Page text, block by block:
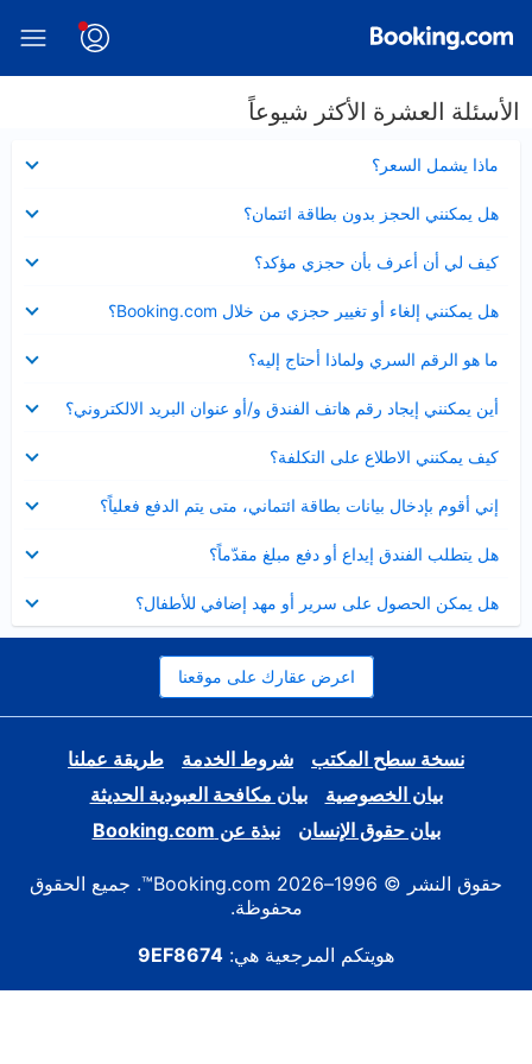
الأسئلة العشرة الأكثر شيوعاً
ماذا يشمل السعر؟
مصغر
هل يمكنني الحجز بدون بطاقة ائتمان؟
مصغر
كيف لي أن أعرف بأن حجزي مؤكد؟
مصغر
هل يمكنني إلغاء أو تغيير حجزي من خلال Booking.com؟
مصغر
ما هو الرقم السري ولماذا أحتاج إليه؟
مصغر
أين يمكنني إيجاد رقم هاتف الفندق و/أو عنوان البريد الالكتروني؟
عرض
مصغر
كيف يمكنني الاطلاع على التكلفة؟
مصغر
إني أقوم بإدخال بيانات بطاقة ائتماني، متى يتم الدفع فعلياً؟
مصغر
هل يتطلب الفندق إيداع أو دفع مبلغ مقدّماً؟
مصغر
هل يمكن الحصول على سرير أو مهد إضافي للأطفال؟
مصغر
اعرض عقارك على موقعنا
نسخة سطح المكتب شروط الخدمة
طريقة عملنا
بيان الخصوصية
بيان مكافحة العبودية الحديثة
بيان حقوق الإنسان
نبذة عن Booking.com
حقوق النشر © 1996–2026 Booking.com™. جميع الحقوق
محفوظة.
هويتكم المرجعية هي: 9EF8674